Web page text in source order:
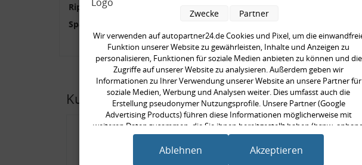
Rippenanzahl:
Spannung [V]:
Kunden kauften auch
Wir verwenden auf autopartner24.de Cookies und Pixel, um die
Funktion unserer Website zu gewährleisten, Inhalte und Anzeigen zu
personalisieren, Funktionen für soziale Medien anbieten zu können und die
Zugriffe auf unserer Website zu analysieren. Außerdem geben wir
Informationen zu Ihrer Verwendung unserer Website an unsere Partner für
soziale Medien, Werbung und Analysen weiter. Dies umfasst auch die
Erstellung pseudonymer Nutzungsprofile. Unsere Partner (Google
Advertising Products) führen diese Informationen möglicherweise mit
weiteren Daten zusammen, die Sie ihnen bereitgestellt haben (bspw.
eines persönlichen Accounts) oder welche sie im Rahmen Ihrer Nutzung der
Dienste gesammelt haben (bspw. Nutzungsdaten anderer Geräte). Ihre
Einwilligung zur Nutzung von Cookies und Pixeln können Sie jederzeit
Zwecke Partner
Ablehnen Akzeptieren